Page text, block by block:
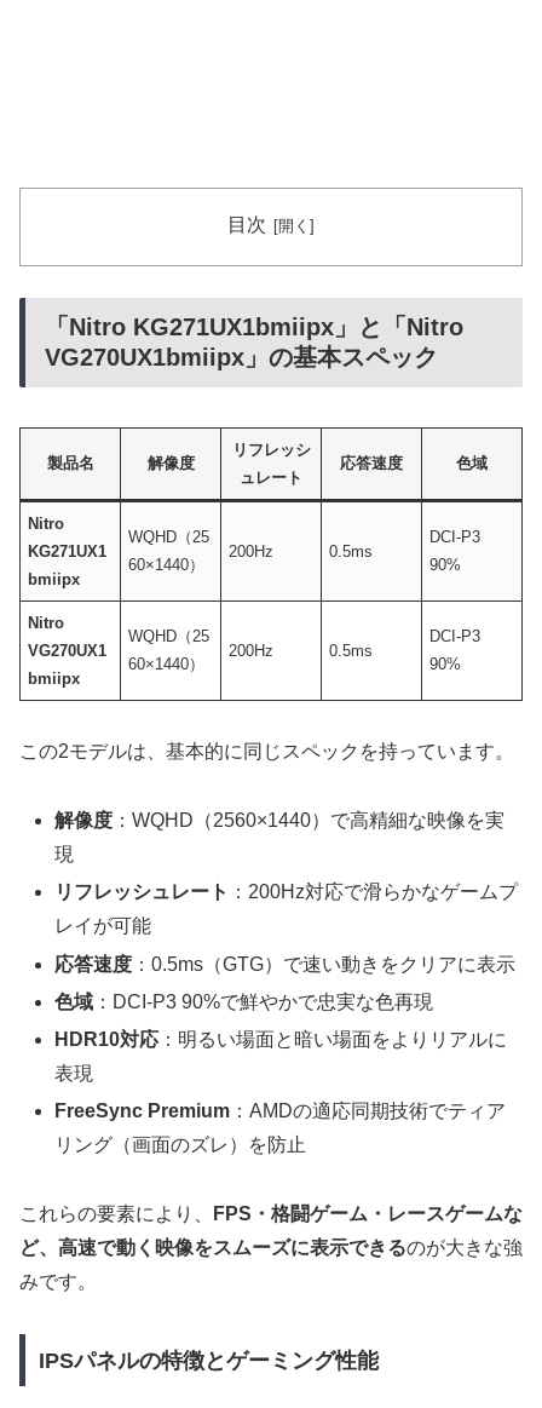
目次
「Nitro KG271UX1bmiipx」と「Nitro
VG270UX1bmiipx」の基本スペック
製品名 解像度
リフレッシ
ュレート
応答速度 色域
Nitro
KG271UX1
bmiipx
WQHD（25
60×1440）
200Hz 0.5ms
DCI-P3
90%
Nitro
VG270UX1
bmiipx
WQHD（25
60×1440）
200Hz 0.5ms
DCI-P3
90%
この2モデルは、基本的に同じスペックを持っています。
解像度 ：WQHD（2560×1440）で高精細な映像を実
現
リフレッシュレート ：200Hz対応で滑らかなゲームプ
レイが可能
応答速度 ：0.5ms（GTG）で速い動きをクリアに表示
色域 ：DCI-P3 90%で鮮やかで忠実な色再現
HDR10対応 ：明るい場面と暗い場面をよりリアルに
表現
FreeSync Premium ：AMDの適応同期技術でティア
リング（画面のズレ）を防止
これらの要素により、
FPS・格闘ゲーム・レースゲームな
ど、高速で動く映像をスムーズに表示できるのが大きな強
みです。
IPSパネルの特徴とゲーミング性能